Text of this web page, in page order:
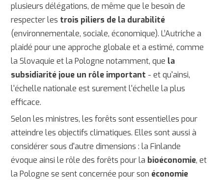
plusieurs délégations, de même que le besoin de
respecter les trois piliers de la durabilité
(environnementale, sociale, économique). L’Autriche a
plaidé pour une approche globale et a estimé, comme
la Slovaquie et la Pologne notamment, que la
subsidiarité joue un rôle important - et qu'ainsi,
l'échelle nationale est surement l'échelle la plus
efficace.
Selon les ministres, les forêts sont essentielles pour
atteindre les objectifs climatiques. Elles sont aussi à
considérer sous d'autre dimensions : la Finlande
évoque ainsi le rôle des forêts pour la bioéconomie, et
la Pologne se sent concernée pour son économie